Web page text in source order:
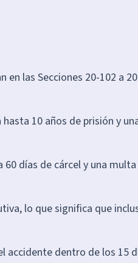
las Secciones 20-102 a
10 años de prisión y
días de cárcel y una
lo que significa que
accidente dentro de los 15